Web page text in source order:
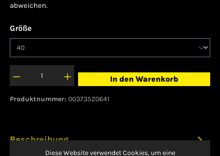
abweichen.
Größeauswählen
In den Warenkorb
Produktnummer: 003735Z0641
Beschreibung
Diese Website verwendet Cookies, um eine